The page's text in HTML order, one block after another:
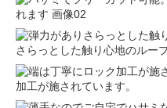
さらっとした触り心地のルー
加工が施されています。